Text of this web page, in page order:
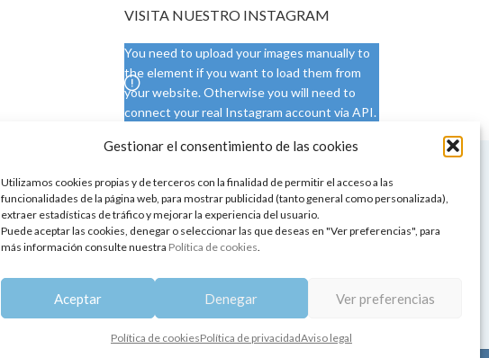
Gestionar el consentimiento de las cookies
Utilizamos cookies propias y de terceros con la finalidad de permitir el acceso a las
funcionalidades de la página web, para mostrar publicidad (tanto general como personalizada),
extraer estadísticas de tráfico y mejorar la experiencia del usuario.
Puede aceptar las cookies, denegar o seleccionar las que deseas en "Ver preferencias", para
más información consulte nuestra Política de cookies.
Aceptar Denegar Ver preferencias
Política de cookiesPolítica de privacidadAviso legal
VISITA NUESTRO INSTAGRAM
You need to upload your images manually to
the element if you want to load them from
your website. Otherwise you will need to
connect your real Instagram account via API.
VISÍTA NUESTRA SEDE
Tienda física
Talleres de aromaterapia
Tratamientos de belleza
Ayurveda
Aromaterapia y bienestar
CONDICIONES DE USO
Condiciones generales
Cambios y devoluciones
Formas de pago
Formas de envío